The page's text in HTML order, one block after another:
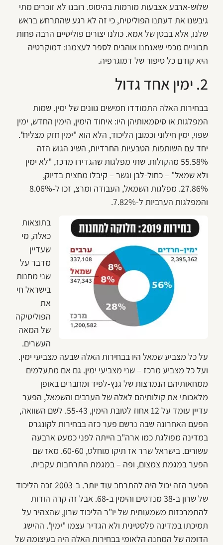
שלוש-ארבע אצבעות מורמות בהיסוס. רובנו לא זוכרים מתי
גיבשנו את דעתנו הפוליטית, כי זה לא רגע שהתרחש בראש
שלנו, אלא בבטן של אמא. כולנו יצורים פוליטיים הרבה פחות
תבוניים מכפי שאנחנו אוהבים לספר לעצמנו: דמוקרטיה
היא קודם כל סיפור של דמוגרפיה.
2. ימין אחד גדול
בבחירות האלה התמודדו חמישים גוונים של ימין. שמות
המפלגות או סיסמאותיהן היו: איחוד הימין, הימין החדש, ימין
שפוי, ימין חילוני וכמובן הליכוד, הלא הוא "ימין חזק מצליח".
יחד עם השותפות הטבעיות החרדיות, השיג הגוש הזה
55.58% מהקולות. שתי מפלגות שהגדירו מרכז, "לא ימין
ולא שמאל" – כחול-לבן וגשר – קיבלו מחצית בדיוק,
27.86%. מפלגות השמאל, העבודה ומרצ, זכו ל-8.06%
והמפלגות הערביות ל-7.82%.
בתוצאות
כאלה, מי
שעדיין
מדבר על
שני מחנות
בישראל חי
את
הפוליטיקה
של המאה
העשרים.
על כל מצביע שמאל היו בבחירות האלה שבעה מצביעי ימין.
ועל כל מצביע מרכז – שני מצביעי ימין. גם אם מתעלמים
ממחאותיהם הנמרצות של גנץ-לפיד ומחברים באופן
מלאכותי את קולותיהם לאלה של הערבים והשמאל, הפער
עדיין עומד על 12 אחוז לטובת הימין, 55-43. לשם השוואה,
הפעם האחרונה שבה נרשם פער כזה בבחירות לקונגרס
במדינה מפולגת כמו ארה"ב הייתה לפני כמעט ארבעה
עשורים. בישראל שרר אז תיקו מוחלט, 60-60. מאז שם
הפער במגמת צמצום, ופה – במגמת התרחבות עקבית.
הפער הזה יכול היה להתרחב עוד יותר. ב-2003 זכה הליכוד
של שרון ב-38 מנדטים והימין ב-68. אבל זה קרה הודות
להתמרכזות משמעותית של יו"ר הליכוד שרון, שהצהיר על
תמיכתו במדינה פלסטינית ולא הגדיר עצמו "ימין". ההישג
הדומה של המחנה הלאומי בבחירות האלה היה בעיצומה של